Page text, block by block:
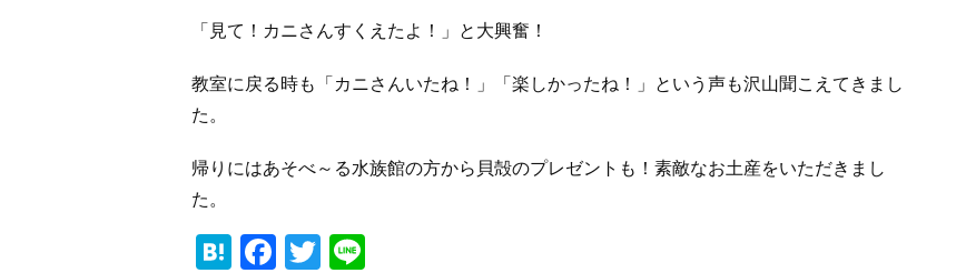
「見て！カニさんすくえたよ！」と大興奮！
教室に戻る時も「カニさんいたね！」「楽しかったね！」という声も沢山聞こえてきまし
た。
帰りにはあそべ～る水族館の方から貝殻のプレゼントも！素敵なお土産をいただきまし
た。
Hatena
Facebook
Twitter